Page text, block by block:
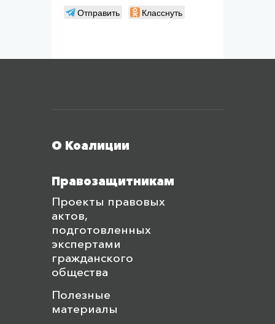
Отправить
Класснуть
О Коалиции
Правозащитникам
Проекты правовых
актов,
подготовленных
экспертами
гражданского
общества
Полезные
материалы